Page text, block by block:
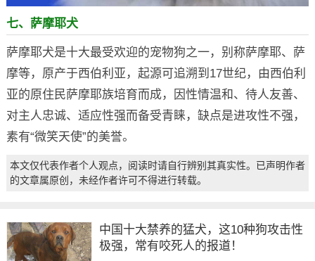
七、萨摩耶犬
萨摩耶犬是十大最受欢迎的宠物狗之一，别称萨摩耶、萨
摩等，原产于西伯利亚，起源可追溯到17世纪，由西伯利
亚的原住民萨摩耶族培育而成，因性情温和、待人友善、
对主人忠诚、适应性强而备受青睐，缺点是进攻性不强，
素有“微笑天使”的美誉。
本文仅代表作者个人观点，阅读时请自行辨别其真实性。已声明作者
的文章属原创，未经作者许可不得进行转载。
中国十大禁养的猛犬，这10种狗攻击性
极强，常有咬死人的报道！